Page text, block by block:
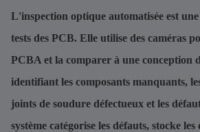
L'inspection optique automatisée est
tests des PCB. Elle utilise des caméras
PCBA et la comparer à une conception
identifiant les composants manquants,
joints de soudure défectueux et les
système catégorise les défauts, stocke